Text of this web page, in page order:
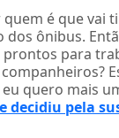
é que vai
ônibus.
para
quero mais
decidiu pela